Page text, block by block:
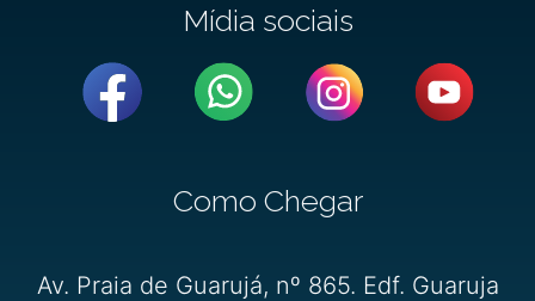
Mídia sociais
Como Chegar
Av. Praia de Guarujá, nº 865. Edf. Guaruja